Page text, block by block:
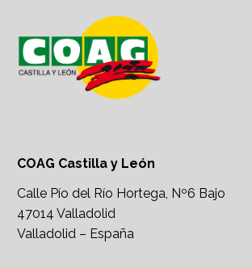
COAG Castilla y León
Calle Pío del Río Hortega, Nº6 Bajo
47014 Valladolid
Valladolid – España